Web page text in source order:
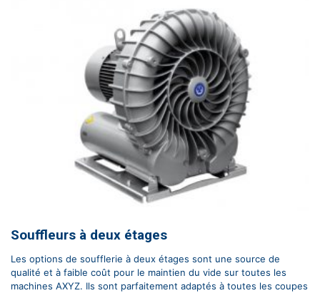
Souffleurs à deux étages
Les options de soufflerie à deux étages sont une source de
qualité et à faible coût pour le maintien du vide sur toutes les
machines AXYZ. Ils sont parfaitement adaptés à toutes les coupes